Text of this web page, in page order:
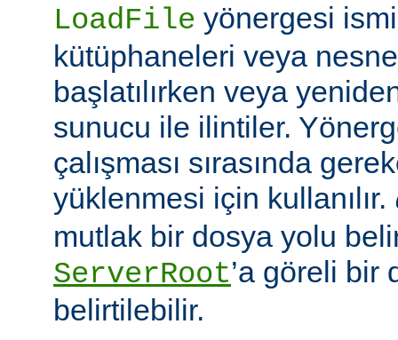
LoadFile yönergesi
kütüphaneleri veya
başlatılırken veya
sunucu ile ilintiler.
çalışması sırasında
yüklenmesi için kullanılır.
mutlak bir dosya yolu
ServerRoot’a göreli bir
belirtilebilir.